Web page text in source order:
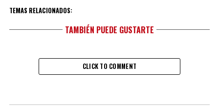
TEMAS RELACIONADOS:
TAMBIÉN PUEDE GUSTARTE
CLICK TO COMMENT